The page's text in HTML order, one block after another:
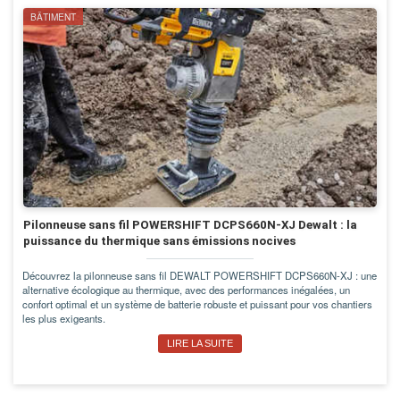
BÂTIMENT
Pilonneuse sans fil POWERSHIFT DCPS660N-XJ Dewalt : la
puissance du thermique sans émissions nocives
Découvrez la pilonneuse sans fil DEWALT POWERSHIFT DCPS660N-XJ : une
alternative écologique au thermique, avec des performances inégalées, un
confort optimal et un système de batterie robuste et puissant pour vos chantiers
les plus exigeants.
LIRE LA SUITE